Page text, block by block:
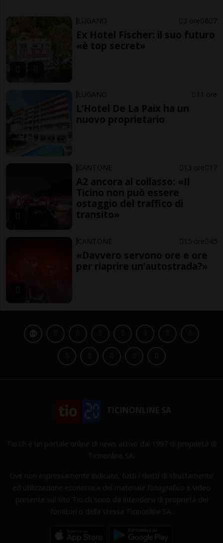
LUGANO 3 ore 6 7
Ex Hotel Fischer: il suo futuro
«è top secret»
LUGANO 11 ore
L’Hotel De La Paix ha un
nuovo proprietario
CANTONE 13 ore 17
A2 ancora al collasso: «Il
Ticino non può essere
ostaggio del traffico di
transito»
CANTONE 15 ore 45
«Davvero servono ore e ore
per riaprire un’autostrada?»